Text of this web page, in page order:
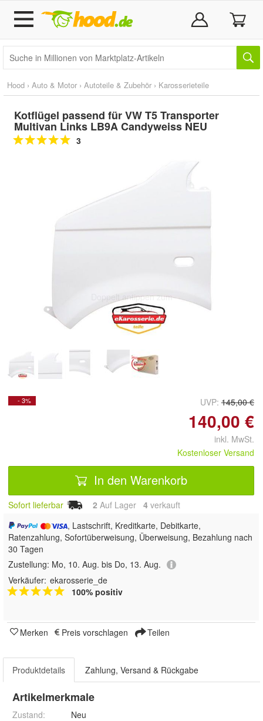
Hood › Auto & Motor › Autoteile & Zubehör › Karosserieteile
Kotflügel passend für VW T5 Transporter
Multivan Links LB9A Candyweiss NEU
3
Doppelt antippen zum
vergrößern
- 3% UVP: 145,00 €
140,00 €
inkl. MwSt.
Kostenloser Versand
In den Warenkorb
Sofort lieferbar 2 Auf Lager 4 verkauft
, Lastschrift, Kreditkarte, Debitkarte,
Ratenzahlung, Sofortüberweisung, Überweisung, Bezahlung nach
30 Tagen
Zustellung: Mo, 10. Aug. bis Do, 13. Aug.
Verkäufer: ekarosserie_de
100% positiv
Merken Preis vorschlagen Teilen
Produktdetails Zahlung, Versand & Rückgabe
Artikelmerkmale
Zustand: Neu